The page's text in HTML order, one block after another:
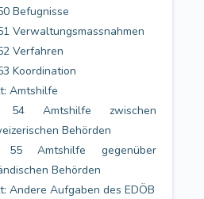
Befugnisse
Verwaltungsmassnahmen
Verfahren
Koordination
Amtshilfe
54 Amtshilfe zwischen
Behörden
Amtshilfe gegenüber
Behörden
Andere Aufgaben des EDÖB